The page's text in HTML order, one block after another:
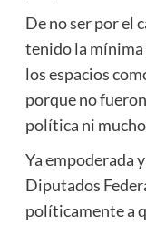
De no ser por el
tenido la
los espacios
porque no
política ni
Ya empoderada
Diputados
políticamente a